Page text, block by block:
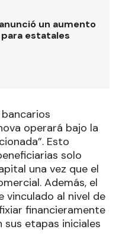
un aumento
para estatales
operará bajo la
Esto
solo
una vez que el
Además, el
al nivel de
financieramente
sus etapas iniciales